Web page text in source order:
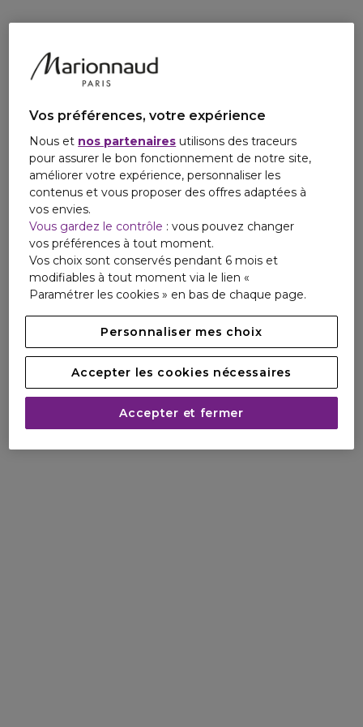
Nuit Repulpante Revitalizing Supreme+ améliore
une sensation plus ferme et une apparence plus liftée.
Veuillez recycler la plate-forme en papier. Utilisez la boîte
Vos préférences, votre expérience
Nous et nos partenaires utilisons des traceurs
pour assurer le bon fonctionnement de notre site,
améliorer votre expérience, personnaliser les
contenus et vous proposer des offres adaptées à
vos envies.
Vous gardez le contrôle : vous pouvez changer
vos préférences à tout moment.
Vos choix sont conservés pendant 6 mois et
modifiables à tout moment via le lien «
Paramétrer les cookies » en bas de chaque page.
Personnaliser mes choix
Accepter les cookies nécessaires
Accepter et fermer